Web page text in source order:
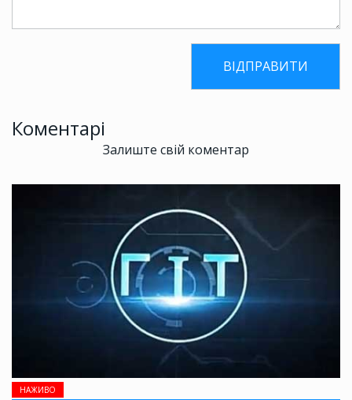
НАЖИВО
Коментарі
Залиште свій коментар